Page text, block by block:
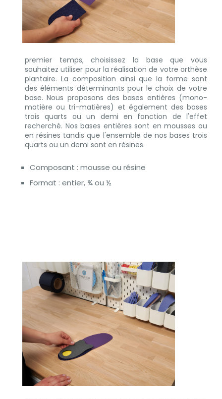
premier temps, choisissez la base que vous
souhaitez utiliser pour la réalisation de votre orthèse
plantaire. La composition ainsi que la forme sont
des éléments déterminants pour le choix de votre
base. Nous proposons des bases entières (mono-
matière ou tri-matières) et également des bases
trois quarts ou un demi en fonction de l'effet
recherché. Nos bases entières sont en mousses ou
en résines tandis que l'ensemble de nos bases trois
quarts ou un demi sont en résines.
Composant : mousse ou résine
Format : entier, ¾ ou ½